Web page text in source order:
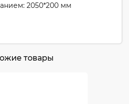
2050*200 мм
товары